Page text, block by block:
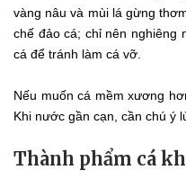
vàng nâu và mùi lá gừng
chế đảo cá; chỉ nên nghiêng
cá để tránh làm cá vỡ.
Nếu muốn cá mềm xương
Khi nước gần cạn, cần chú ý
Thành phẩm cá